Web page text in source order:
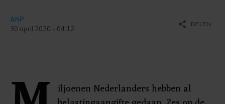
ANP
30 april 2020 - 04:12
share DELEN
iljoenen Nederlanders hebben al